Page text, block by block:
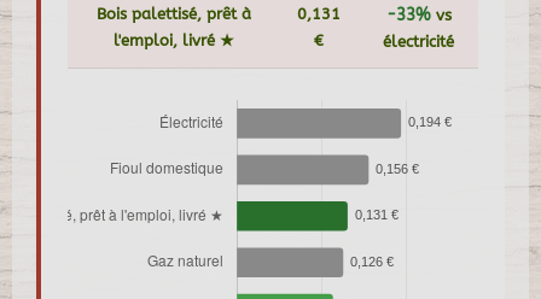
Bois palettisé, prêt à
l'emploi, livré ★
0,131
€
-33%vs
électricité